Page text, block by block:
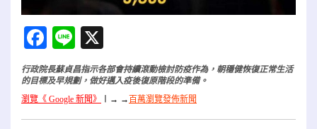
Facebook
Line
行政院長蘇貞昌指示各部會持續滾動檢討防疫作為，朝穩健恢復正常生活
的目標及早規劃，做好邁入疫後復原階段的準備。
瀏覽《 Google 新聞》
→ → 百萬瀏覽發佈新聞